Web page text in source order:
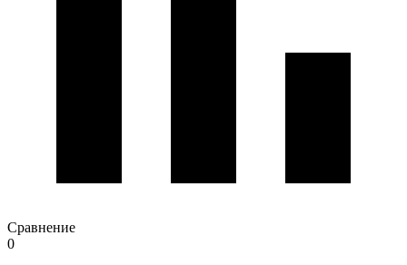
Сравнение
0